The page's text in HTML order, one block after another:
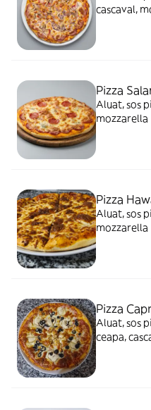
cascaval,
Pizza
Aluat, sos
mozzarella
Pizza
Aluat, sos
mozzarella
Pizza
Aluat, sos
ceapa,